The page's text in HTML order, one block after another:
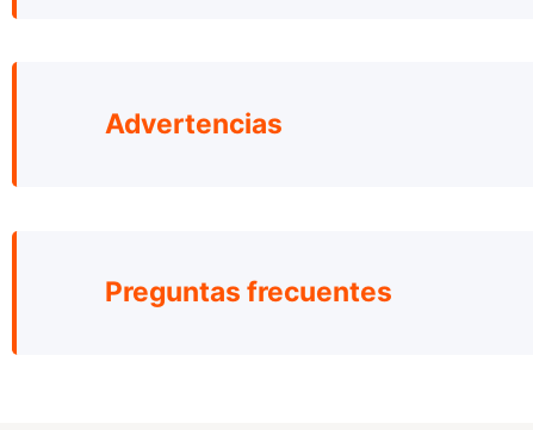
Advertencias
Preguntas frecuentes